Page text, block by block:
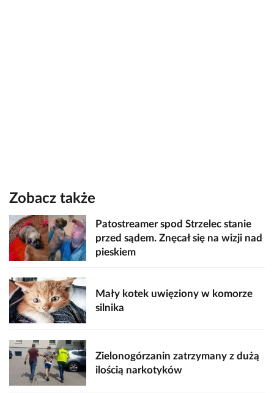
Zobacz także
Patostreamer spod Strzelec stanie
przed sądem. Znęcał się na wizji nad
pieskiem
Mały kotek uwięziony w komorze
silnika
Zielonogórzanin zatrzymany z dużą
ilością narkotyków